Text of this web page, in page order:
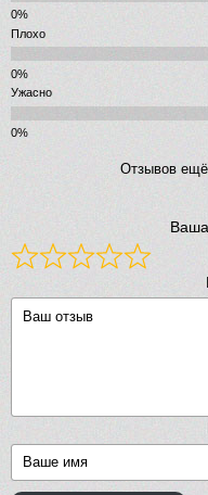
Плохо
Ужасно
Отзывов